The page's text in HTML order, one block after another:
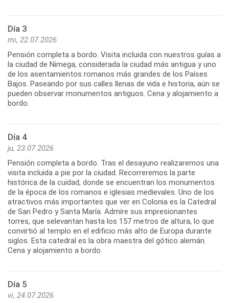
Día 3
mi, 22.07.2026
Pensión completa a bordo. Visita incluida con nuestros guías a
la ciudad de Nimega, considerada la ciudad más antigua y uno
de los asentamientos romanos más grandes de los Países
Bajos. Paseando por sus calles llenas de vida e historia, aún se
pueden observar monumentos antiguos. Cena y alojamiento a
bordo.
Día 4
ju, 23.07.2026
Pensión completa a bordo. Tras el desayuno realizaremos una
visita incluida a pie por la ciudad. Recorreremos la parte
histórica de la cuidad, donde se encuentran los monumentos
de la época de los romanos e iglesias medievales. Uno de los
atractivos más importantes que ver en Colonia es la Catedral
de San Pedro y Santa María. Admire sus impresionantes
torres, que selevantan hasta los 157 metros de altura, lo que
convirtió al templo en el edificio más alto de Europa durante
siglos. Esta catedral es la obra maestra del gótico alemán.
Cena y alojamiento a bordo.
Día 5
vi, 24.07.2026